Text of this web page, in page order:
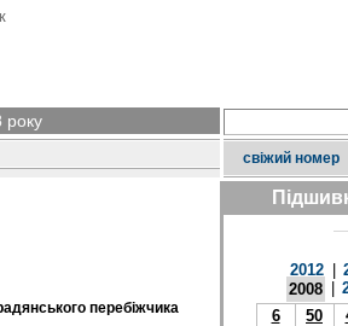
року
свіжий номер
перебіжчика
2012
2008
6
50